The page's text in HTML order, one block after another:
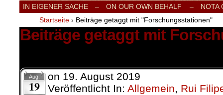
Internationale Onlinezeitung für Frieden,
IN EIGENER SACHE – ON OUR OWN BEHALF –
NOTA
Startseite › Beiträge getaggt mit "Forschungsstationen"
Beiträge getaggt mit
Aug.
19
on 19. August 2019
Veröffentlicht In: Allgemein, Rui